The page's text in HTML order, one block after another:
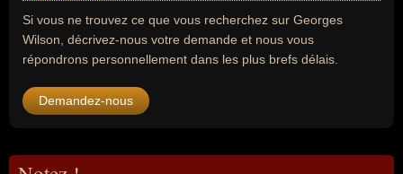
Si vous ne trouvez ce que vous recherchez sur Georges
Wilson, décrivez-nous votre demande et nous vous
répondrons personnellement dans les plus brefs délais.
Demandez-nous